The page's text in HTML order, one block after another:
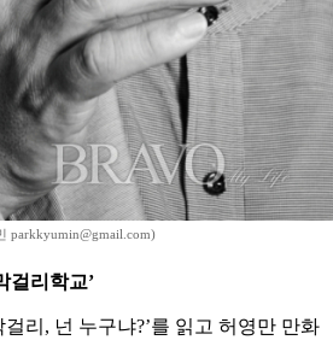
parkkyumin@gmail.com)
걸리학교’
리, 넌 누구냐?’를 읽고 허영만 만화